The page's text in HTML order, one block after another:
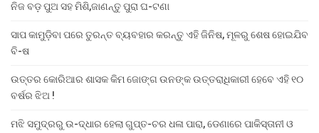
ନିଜ ବଡ଼ ପୁଅ ସହ ମିଶି,ଜାଣନ୍ତୁ ପୁରା ଘ-ଟଣା
ସାପ କାମୁଡ଼ିବା ପରେ ତୁରନ୍ତ ବ୍ୟବହାର କରନ୍ତୁ ଏହି ଜିନିଷ, ମୂଳରୁ ଶେଷ ହୋଇଯିବ
ବି-ଷ
ଉତ୍ତର କୋରିଆର ଶାସକ କିମ ଜୋଙ୍ଗ ଉନଙ୍କ ଉତ୍ତରାଧିକାରୀ ହେବେ ଏହି ୧୦
ବର୍ଷର ଝିଅ !
ମଝି ସମୁଦ୍ରରୁ ଉ-ଦ୍ଧାର ହେଲା ଗୁପ୍ତ-ଚର ଧଳା ପାରା, ଡେଣାରେ ପାକିସ୍ତାନୀ ଓ